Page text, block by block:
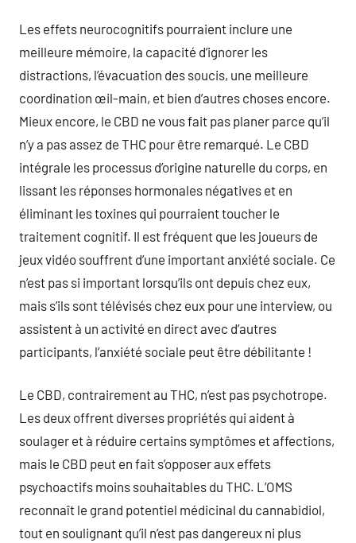
Les effets neurocognitifs pourraient inclure une
meilleure mémoire, la capacité d’ignorer les
distractions, l’évacuation des soucis, une meilleure
coordination œil-main, et bien d’autres choses encore.
Mieux encore, le CBD ne vous fait pas planer parce qu’il
n’y a pas assez de THC pour être remarqué. Le CBD
intégrale les processus d’origine naturelle du corps, en
lissant les réponses hormonales négatives et en
éliminant les toxines qui pourraient toucher le
traitement cognitif. Il est fréquent que les joueurs de
jeux vidéo souffrent d’une important anxiété sociale. Ce
n’est pas si important lorsqu’ils ont depuis chez eux,
mais s’ils sont télévisés chez eux pour une interview, ou
assistent à un activité en direct avec d’autres
participants, l’anxiété sociale peut être débilitante !
Le CBD, contrairement au THC, n’est pas psychotrope.
Les deux offrent diverses propriétés qui aident à
soulager et à réduire certains symptômes et affections,
mais le CBD peut en fait s’opposer aux effets
psychoactifs moins souhaitables du THC. L’OMS
reconnaît le grand potentiel médicinal du cannabidiol,
tout en soulignant qu’il n’est pas dangereux ni plus